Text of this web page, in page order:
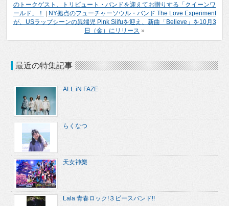
のトークゲスト、トリビュート・バンドを迎えてお贈りする「クイーンワ
ールド」！
NY拠点のフューチャーソウル・バンド The Love Experiment
が、USラップシーンの異端児 Pink Siifuを迎え、新曲「Believe」を10月3
日（金）にリリース »
最近の特集記事
ALL iN FAZE
らくなつ
天女神樂
Lala 青春ロック!３ピースバンド!!